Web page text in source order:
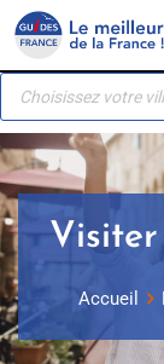
Panneau de
Skip
content
Recherche
produits
Accueil